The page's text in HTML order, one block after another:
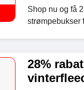
Shop nu og få
strømpebukser
28%